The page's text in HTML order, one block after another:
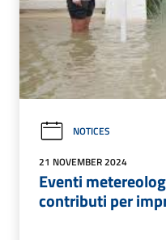
NOTICES
21 NOVEMBER 2024
Eventi
contributi per